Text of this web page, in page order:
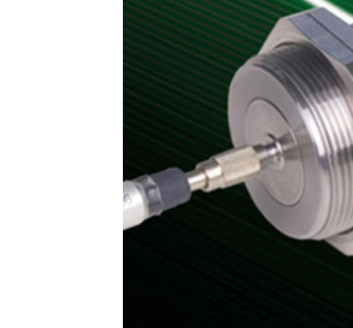
GASSENSOR
INDUKTIVER
KAPAZITIVER
KRAFTSENSOR
LASERSENSOR